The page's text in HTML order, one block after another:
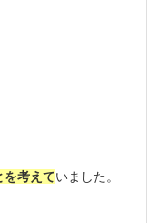
を考えていました。